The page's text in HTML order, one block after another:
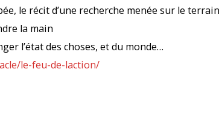
le récit d’une recherche menée sur le
la main
l’état des choses, et du monde…
le-feu-de-laction/